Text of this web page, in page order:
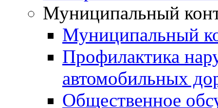
Муниципальный
Муниципальный
Профилактика
автомобильных
Общественное